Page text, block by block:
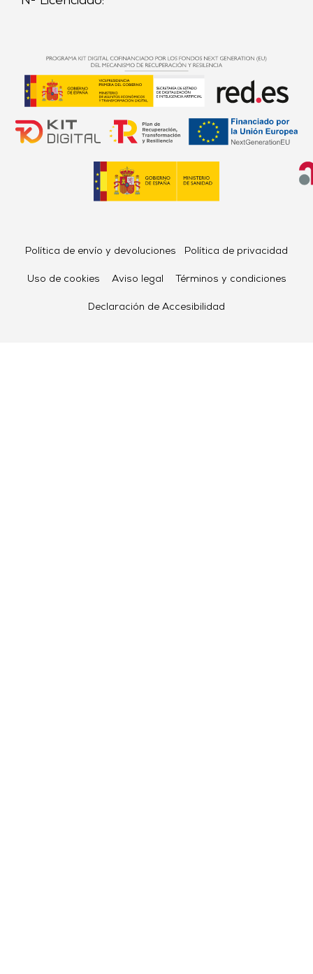
Política de envío y devoluciones Política de privacidad
Uso de cookies Aviso legal Términos y condiciones
Declaración de Accesibilidad